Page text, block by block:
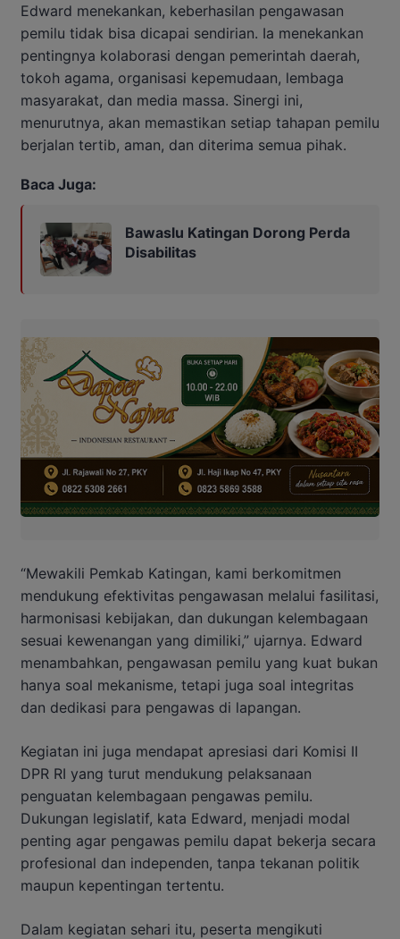
Edward menekankan, keberhasilan pengawasan
pemilu tidak bisa dicapai sendirian. Ia menekankan
pentingnya kolaborasi dengan pemerintah daerah,
tokoh agama, organisasi kepemudaan, lembaga
masyarakat, dan media massa. Sinergi ini,
menurutnya, akan memastikan setiap tahapan pemilu
berjalan tertib, aman, dan diterima semua pihak.
Baca Juga:
Bawaslu Katingan Dorong Perda
Disabilitas
“Mewakili Pemkab Katingan, kami berkomitmen
mendukung efektivitas pengawasan melalui fasilitasi,
harmonisasi kebijakan, dan dukungan kelembagaan
sesuai kewenangan yang dimiliki,” ujarnya. Edward
menambahkan, pengawasan pemilu yang kuat bukan
hanya soal mekanisme, tetapi juga soal integritas
dan dedikasi para pengawas di lapangan.
Kegiatan ini juga mendapat apresiasi dari Komisi II
DPR RI yang turut mendukung pelaksanaan
penguatan kelembagaan pengawas pemilu.
Dukungan legislatif, kata Edward, menjadi modal
penting agar pengawas pemilu dapat bekerja secara
profesional dan independen, tanpa tekanan politik
maupun kepentingan tertentu.
Dalam kegiatan sehari itu, peserta mengikuti